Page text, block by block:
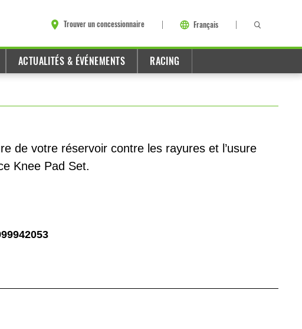
Trouver un concessionnaire Français
ACTUALITÉS & ÉVÉNEMENTS RACING
de votre réservoir contre les rayures et l’usure
Knee Pad Set.